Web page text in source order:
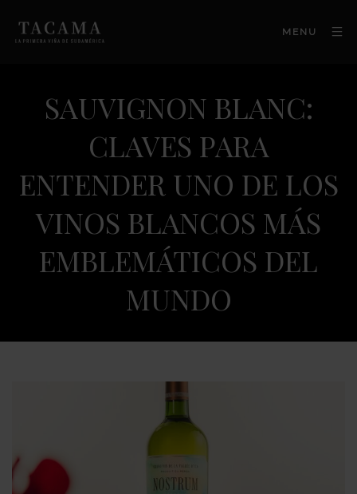
MENU
SAUVIGNON BLANC:
CLAVES PARA
ENTENDER UNO DE LOS
VINOS BLANCOS MÁS
EMBLEMÁTICOS DEL
MUNDO